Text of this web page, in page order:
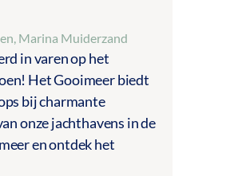
, Marina Muiderzand
in varen op het
Het Gooimeer biedt
bij charmante
onze jachthavens in de
en ontdek het